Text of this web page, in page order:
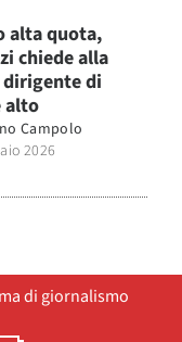
alta quota,
chiede alla
dirigente di
alto
Campolo
2026
di giornalismo